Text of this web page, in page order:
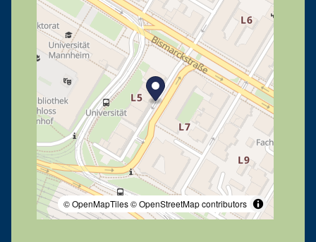
© OpenMapTiles© OpenStreetMap contributors